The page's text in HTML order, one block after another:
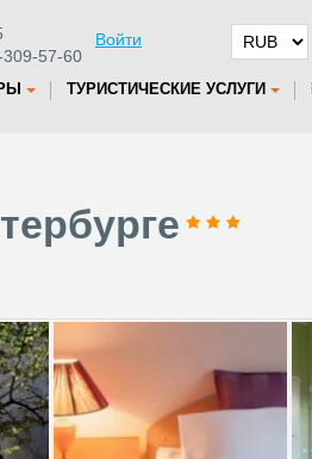
57-60
Войти
ТУРИСТИЧЕСКИЕ УСЛУГИ